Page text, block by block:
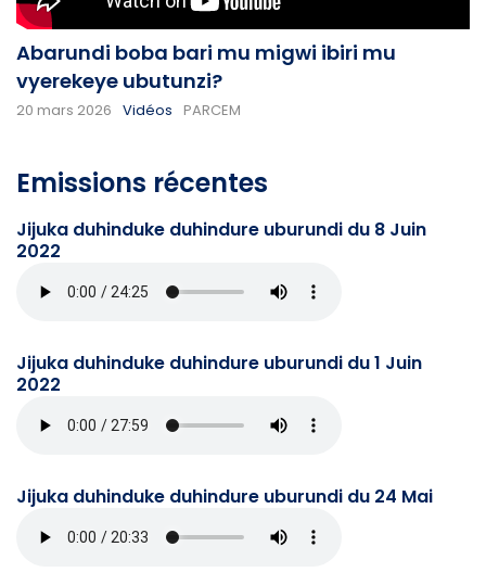
Abarundi boba bari mu migwi ibiri mu
vyerekeye ubutunzi?
20 mars 2026 Vidéos PARCEM
Emissions récentes
Jijuka duhinduke duhindure uburundi du 8 Juin
2022
Jijuka duhinduke duhindure uburundi du 1 Juin
2022
Jijuka duhinduke duhindure uburundi du 24 Mai